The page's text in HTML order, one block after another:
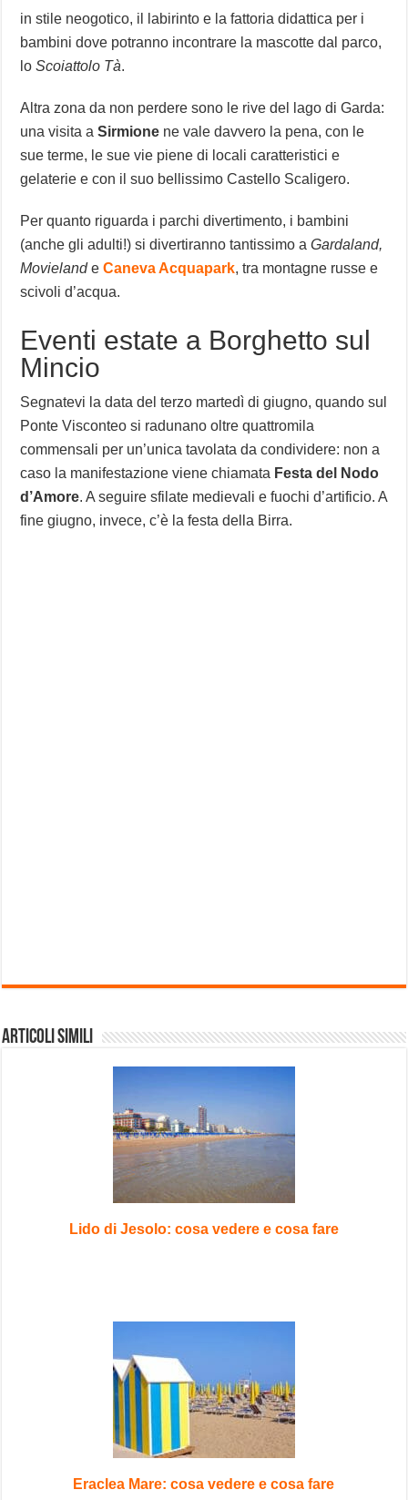
in stile neogotico, il labirinto e la fattoria didattica per i
bambini dove potranno incontrare la mascotte dal parco,
loScoiattolo Tà.
Altra zona da non perdere sono le rive del lago di Garda:
una visita aSirmione ne vale davvero la pena, con le
sue terme, le sue vie piene di locali caratteristici e
gelaterie e con il suo bellissimo Castello Scaligero.
Per quanto riguarda i parchi divertimento, i bambini
(anche gli adulti!) si divertiranno tantissimo aGardaland,
MovielandeCaneva Acquapark, tra montagne russe e
scivoli d’acqua.
Eventi estate a Borghetto sul
Mincio
Segnatevi la data del terzo martedì di giugno, quando sul
Ponte Visconteo si radunano oltre quattromila
commensali per un’unica tavolata da condividere: non a
caso la manifestazione viene chiamata Festa del Nodo
d’Amore. A seguire sfilate medievali e fuochi d’artificio. A
fine giugno, invece, c’è la festa della Birra.
Articoli Simili
Lido di Jesolo: cosa vedere e cosa fare
Eraclea Mare: cosa vedere e cosa fare